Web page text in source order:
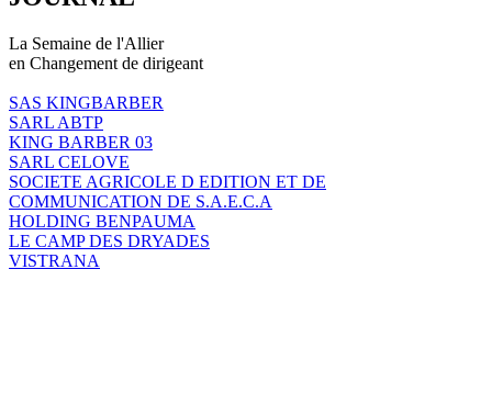
La Semaine de l'Allier
en Changement de dirigeant
SAS KINGBARBER
SARL ABTP
KING BARBER 03
SARL CELOVE
SOCIETE AGRICOLE D EDITION ET DE
COMMUNICATION DE S.A.E.C.A
HOLDING BENPAUMA
LE CAMP DES DRYADES
VISTRANA